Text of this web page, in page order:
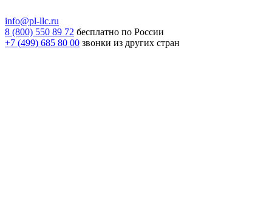
info@pl-llc.ru
8 (800) 550 89 72 бесплатно по России
+7 (499) 685 80 00 звонки из других стран